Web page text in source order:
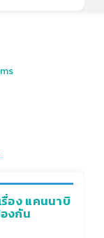
รื่อง แคนนาบิ
งกัน